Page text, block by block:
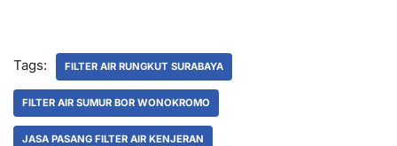
Tags: FILTER AIR RUNGKUT SURABAYA
FILTER AIR SUMUR BOR WONOKROMO
JASA PASANG FILTER AIR KENJERAN